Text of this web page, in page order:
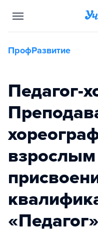
ПрофРазвитие
Педагог-
взрослым
«Педагог»